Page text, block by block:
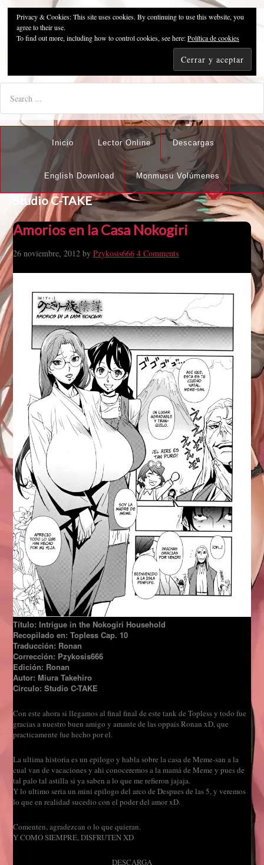
Pzykosis666HFansub
"I'm the best there is at what I do, but what I do best isn't very
Inicio Lector Online Descargas
English Download Monmusu Volúmenes
Studio C-TAKE
Amorios en la Casa Nokogiri
26 noviembre, 2012 byPzykosis666 4 Comments
Título: Intrigue in the Nokogiri Household
Recopilado en: Topless Cap. 10
Traducción: Ronan
Corrección: Pzykosis666
Edición: Ronan
Autor: Miura Takehiro
Circulo: Studio C-TAKE
Con este ahora si llegamos al final final de este tank de Topless y todo fue
gracias a nuestro buen amigo y amante de las oppais Ronan xD,que
practicamente fue hecho por el.
La ultimahistoria es un epilogo y habla sobre la casa de Meme-san a la
cual van de vacaciones y ahi conoceremos a la mamá de Meme y pues de
tal palo tal astilla si ya saben a lo que me refieron jajaja.
Y lo ultimo seria un mini epilogo del arco de Despues de las 5, y veremos
lo que en realidad sucedio con el poder del amor xD.
Comenten, agradezcan o lo que quieran.
Y COMO SIEMPRE, DISFRUTEN XD
DESCARGA
Privacy & Cookies: This site uses cookies. By continuing to use this website, you
agree to their use.
To find out more, including how to control cookies, see here:Política de cookies